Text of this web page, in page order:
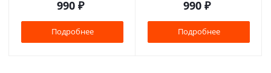
990₽
Подробнее
990₽
Подробнее